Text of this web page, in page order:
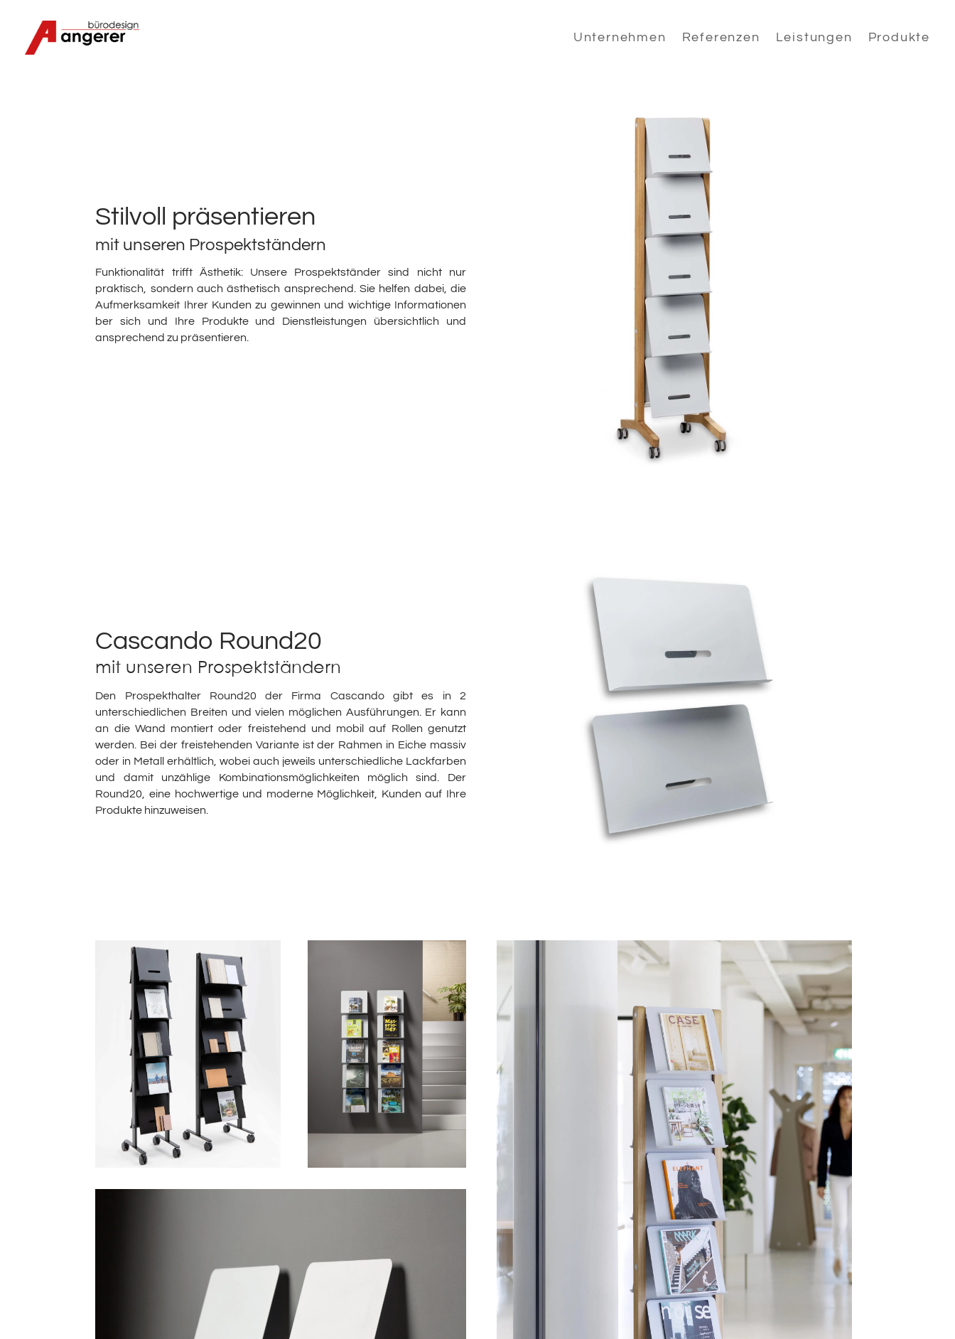
Unternehmen Referenzen Leistungen Produkte
Stilvoll präsentieren
mit unseren Prospektständern
Funktionalität trifft Ästhetik: Unsere Prospektständer sind nicht nur
praktisch, sondern auch ästhetisch ansprechend. Sie helfen dabei, die
Aufmerksamkeit Ihrer Kunden zu gewinnen und wichtige Informationen
ber sich und Ihre Produkte und Dienstleistungen übersichtlich und
ansprechend zu präsentieren.
Cascando Round20
mit unseren Prospektständern
Den Prospekthalter Round20 der Firma Cascando gibt es in 2
unterschiedlichen Breiten und vielen möglichen Ausführungen. Er kann
an die Wand montiert oder freistehend und mobil auf Rollen genutzt
werden. Bei der freistehenden Variante ist der Rahmen in Eiche massiv
oder in Metall erhältlich, wobei auch jeweils unterschiedliche Lackfarben
und damit unzählige Kombinationsmöglichkeiten möglich sind. Der
Round20, eine hochwertige und moderne Möglichkeit, Kunden auf Ihre
Produkte hinzuweisen.